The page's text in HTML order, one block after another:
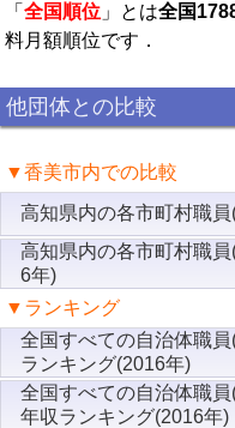
「 全国順位 」とは全国
料月額順位です．
他団体との比較
▼香美市内での比較
高知県内の各市町村職
高知県内の各市町村職
6年)
▼ランキング
全国すべての自治体職
ランキング(2016年)
全国すべての自治体職
年収ランキング(2016年)